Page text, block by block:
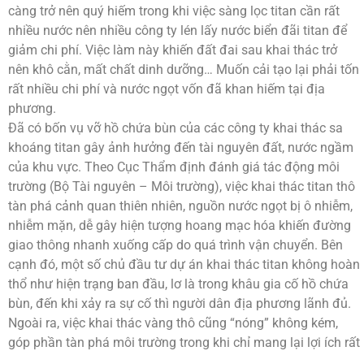
càng trở nên quý hiếm trong khi việc sàng lọc titan cần rất
nhiều nước nên nhiều công ty lén lấy nước biển đãi titan để
giảm chi phí. Việc làm này khiến đất đai sau khai thác trở
nên khô cằn, mất chất dinh dưỡng… Muốn cải tạo lại phải tốn
rất nhiều chi phí và nước ngọt vốn đã khan hiếm tại địa
phương.
Đã có bốn vụ vỡ hồ chứa bùn của các công ty khai thác sa
khoáng titan gây ảnh hưởng đến tài nguyên đất, nước ngầm
của khu vực. Theo Cục Thẩm định đánh giá tác động môi
trường (Bộ Tài nguyên – Môi trường), việc khai thác titan thô
tàn phá cảnh quan thiên nhiên, nguồn nước ngọt bị ô nhiễm,
nhiễm mặn, dễ gây hiện tượng hoang mạc hóa khiến đường
giao thông nhanh xuống cấp do quá trình vận chuyển. Bên
cạnh đó, một số chủ đầu tư dự án khai thác titan không hoàn
thổ như hiện trạng ban đầu, lơ là trong khâu gia cố hồ chứa
bùn, đến khi xảy ra sự cố thì người dân địa phương lãnh đủ.
Ngoài ra, việc khai thác vàng thô cũng “nóng” không kém,
góp phần tàn phá môi trường trong khi chỉ mang lại lợi ích rất